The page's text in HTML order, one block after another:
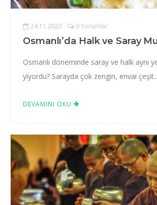
24.11.2020 0 Yorumlar
Osmanlı’da Halk ve Saray
Osmanlı döneminde saray ve halk aynı
yiyordu? Sarayda çok zengin, envai
DEVAMINI OKU